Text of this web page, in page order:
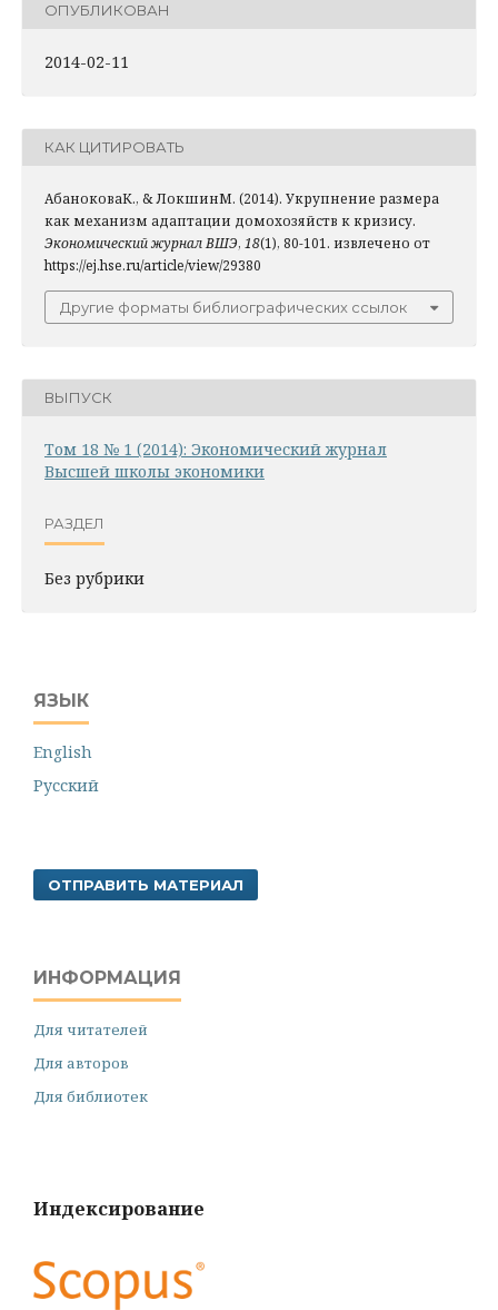
ОПУБЛИКОВАН
2014-02-11
КАК ЦИТИРОВАТЬ
АбаноковаК., & ЛокшинМ. (2014). Укрупнение размера
как механизм адаптации домохозяйств к кризису.
Экономический журнал ВШЭ, 18(1), 80-101. извлечено от
https://ej.hse.ru/article/view/29380
Другие форматы библиографических ссылок
ВЫПУСК
Том 18 № 1 (2014): Экономический журнал
Высшей школы экономики
РАЗДЕЛ
Без рубрики
ЯЗЫК
English
Русский
ОТПРАВИТЬ МАТЕРИАЛ
ИНФОРМАЦИЯ
Для читателей
Для авторов
Для библиотек
Индексирование